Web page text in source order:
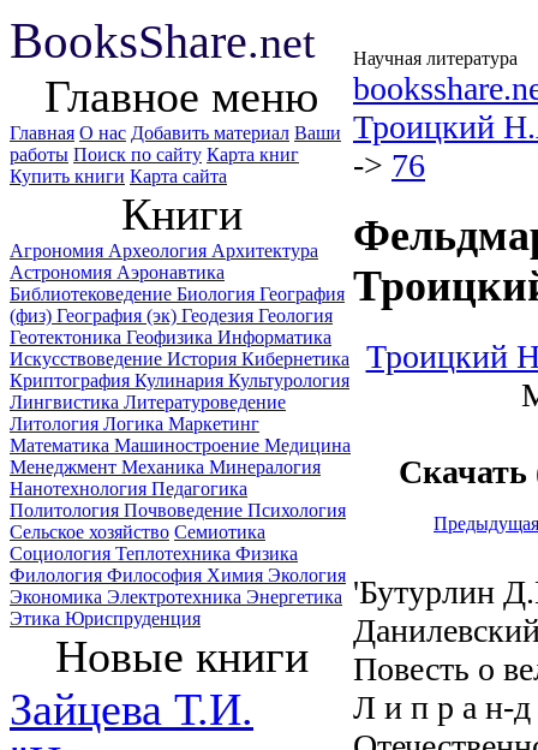
BooksShare.net Научная литература
Главное меню
Главная О нас Добавить материал Ваши
работы Поиск по сайту Карта книг
Купить книги Карта сайта
Книги
Агрономия Археология Архитектура
Астрономия Аэронавтика
Библиотековедение Биология География
(физ) География (эк) Геодезия Геология
Геотектоника Геофизика Информатика
Искусствоведение История Кибернетика
Криптография Кулинария Культурология
Лингвистика Литературоведение
Литология Логика Маркетинг
Математика Машиностроение Медицина
Менеджмент Механика Минералогия
Нанотехнология Педагогика
Политология Почвоведение Психология
Сельское хозяйство Семиотика
Социология Теплотехника Физика
Филология Философия Химия Экология
Экономика Электротехника Энергетика
Этика Юриспруденция
Новые книги
Зайцева Т.И.
Троицкий
-> 76
Троицкий
Скачать
Предыдущая
'Бутурлин
Повесть о
Л и п р а н-